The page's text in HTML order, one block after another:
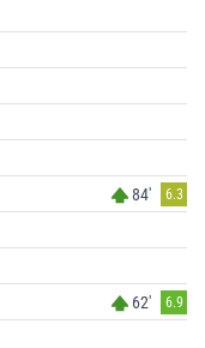
84' 6.3
62' 6.9